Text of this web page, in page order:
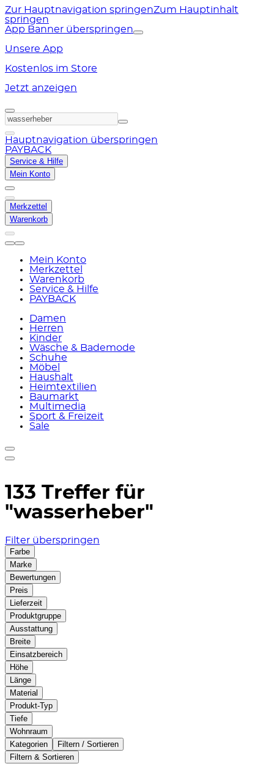
Zur Hauptnavigation springenZum Hauptinhalt
springen
App Banner überspringen
Unsere App
Kostenlos im Store
Jetzt anzeigen
Hauptnavigation überspringen
PAYBACK
Service & Hilfe
Mein Konto
Merkzettel
Warenkorb
Mein Konto
Merkzettel
Warenkorb
Service & Hilfe
PAYBACK
Damen
Herren
Kinder
Wäsche & Bademode
Schuhe
Möbel
Haushalt
Heimtextilien
Baumarkt
Multimedia
Sport & Freizeit
Sale
133 Treffer für
"wasserheber"
Filter überspringen
Farbe
Marke
Bewertungen
Preis
Lieferzeit
Produktgruppe
Ausstattung
Breite
Einsatzbereich
Höhe
Länge
Material
Produkt-Typ
Tiefe
Wohnraum
Kategorien
Filtern / Sortieren
Filtern & Sortieren